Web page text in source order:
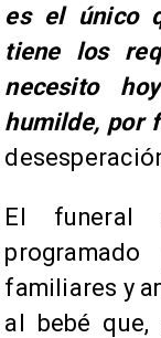
es el único
tiene los
necesito
humilde, por
El funeral
familiares y
al bebé